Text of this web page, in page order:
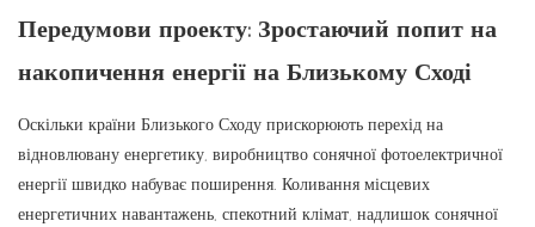
Передумови проекту: Зростаючий попит на
накопичення енергії на Близькому Сході
Оскільки країни Близького Сходу прискорюють перехід на
відновлювану енергетику, виробництво сонячної фотоелектричної
енергії швидко набуває поширення. Коливання місцевих
енергетичних навантажень, спекотний клімат, надлишок сонячної